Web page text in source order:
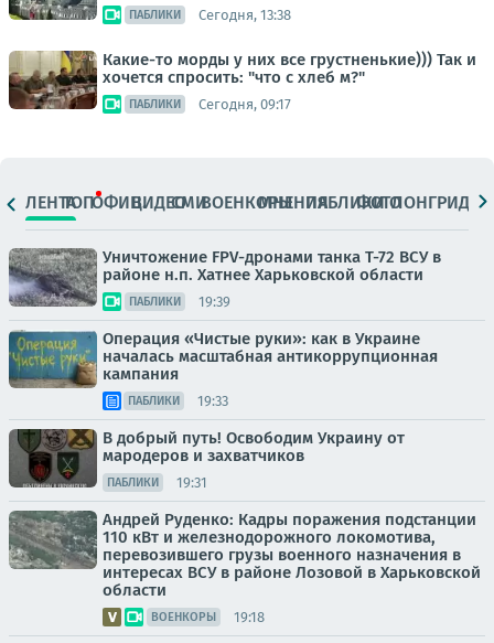
ПАБЛИКИ Сегодня, 13:38
Какие-то морды у них все грустненькие))) Так и
хочется спросить: "что с хлеб м?"
ПАБЛИКИ Сегодня, 09:17
ЛЕНТАТОПОФИЦ.ВИДЕОСМИВОЕНКОРЫМНЕНИЯПАБЛИКИ
ФОТОЛОНГРИДЫ
Уничтожение FPV-дронами танка Т-72 ВСУ в
районе н.п. Хатнее Харьковской области
ПАБЛИКИ 19:39
Операция «Чистые руки»: как в Украине
началась масштабная антикоррупционная
кампания
ПАБЛИКИ 19:33
В добрый путь! Освободим Украину от
мародеров и захватчиков
ПАБЛИКИ 19:31
Андрей Руденко: Кадры поражения подстанции
110 кВт и железнодорожного локомотива,
перевозившего грузы военного назначения в
интересах ВСУ в районе Лозовой в Харьковской
области
ВОЕНКОРЫ 19:18